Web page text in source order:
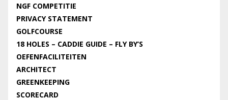
NGF COMPETITIE
PRIVACY STATEMENT
GOLFCOURSE
18 HOLES – CADDIE GUIDE – FLY BY’S
OEFENFACILITEITEN
ARCHITECT
GREENKEEPING
SCORECARD